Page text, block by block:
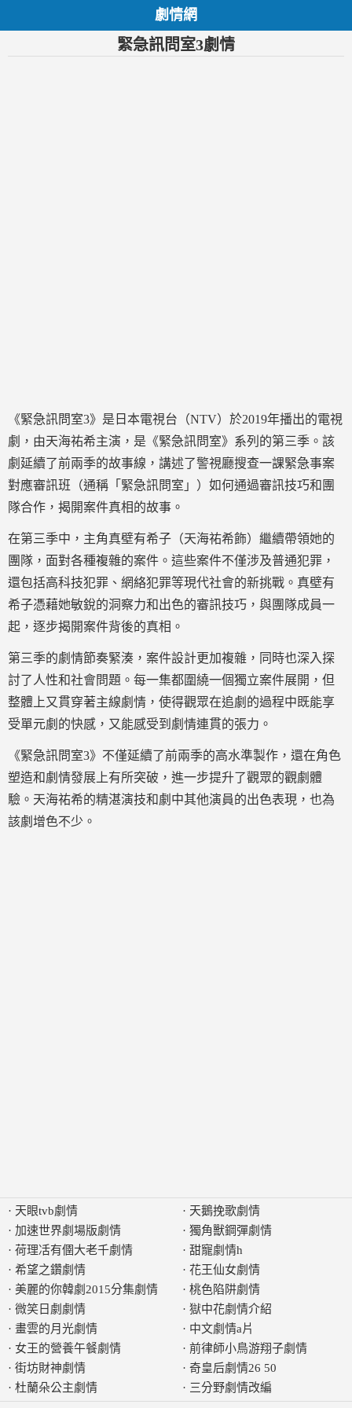
劇情網
緊急訊問室3劇情
《緊急訊問室3》是日本電視台（NTV）於2019年播出的電視
劇，由天海祐希主演，是《緊急訊問室》系列的第三季。該
劇延續了前兩季的故事線，講述了警視廳搜查一課緊急事案
對應審訊班（通稱「緊急訊問室」）如何通過審訊技巧和團
隊合作，揭開案件真相的故事。
在第三季中，主角真壁有希子（天海祐希飾）繼續帶領她的
團隊，面對各種複雜的案件。這些案件不僅涉及普通犯罪，
還包括高科技犯罪、網絡犯罪等現代社會的新挑戰。真壁有
希子憑藉她敏銳的洞察力和出色的審訊技巧，與團隊成員一
起，逐步揭開案件背後的真相。
第三季的劇情節奏緊湊，案件設計更加複雜，同時也深入探
討了人性和社會問題。每一集都圍繞一個獨立案件展開，但
整體上又貫穿著主線劇情，使得觀眾在追劇的過程中既能享
受單元劇的快感，又能感受到劇情連貫的張力。
《緊急訊問室3》不僅延續了前兩季的高水準製作，還在角色
塑造和劇情發展上有所突破，進一步提升了觀眾的觀劇體
驗。天海祐希的精湛演技和劇中其他演員的出色表現，也為
該劇增色不少。
· 天眼tvb劇情
· 加速世界劇場版劇情
· 荷理㓉有㒁大老千劇情
· 希望之鑽劇情
· 美麗的你韓劇2015分集劇情
· 微笑日劇劇情
· 畫雲的月光劇情
· 女王的營養午餐劇情
· 街坊財神劇情
· 杜蘭朵公主劇情
· 天鵝挽歌劇情
· 獨角獸鋼彈劇情
· 甜寵劇情h
· 花王仙女劇情
· 桃色陷阱劇情
· 獄中花劇情介紹
· 中文劇情a片
· 前律師小鳥游翔子劇情
· 奇皇后劇情26 50
· 三分野劇情改編